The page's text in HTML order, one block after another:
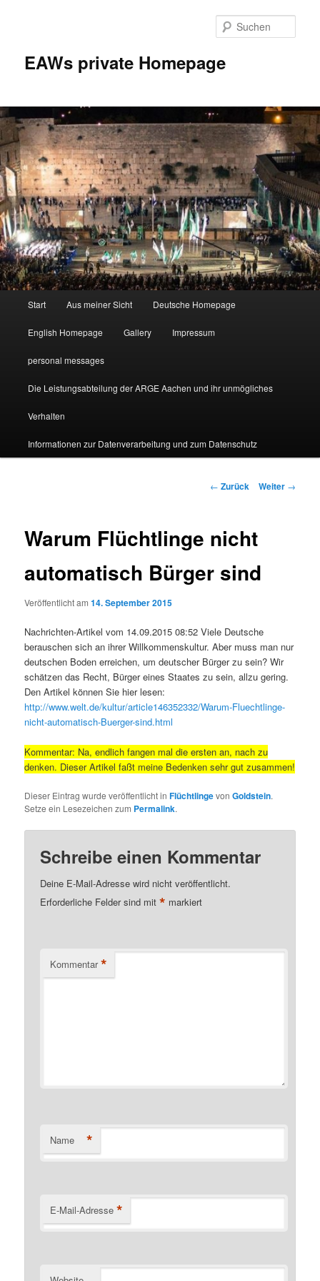
EAWs private Homepage
Start Aus meiner Sicht Deutsche Homepage
English Homepage Gallery Impressum
personal messages
Die Leistungsabteilung der ARGE Aachen und ihr unmögliches
Verhalten
Informationen zur Datenverarbeitung und zum Datenschutz
Beitragsnavigation
← Zurück Weiter →
Warum Flüchtlinge nicht
automatisch Bürger sind
Veröffentlicht am14. September 2015
Nachrichten-Artikel vom 14.09.2015 08:52 Viele Deutsche
berauschen sich an ihrer Willkommenskultur. Aber muss man nur
deutschen Boden erreichen, um deutscher Bürger zu sein? Wir
schätzen das Recht, Bürger eines Staates zu sein, allzu gering.
Den Artikel können Sie hier lesen:
http://www.welt.de/kultur/article146352332/Warum-Fluechtlinge-
nicht-automatisch-Buerger-sind.html
Kommentar: Na, endlich fangen mal die ersten an, nach zu
denken. Dieser Artikel faßt meine Bedenken sehr gut zusammen!
Dieser Eintrag wurde veröffentlicht inFlüchtlingevonGoldstein.
Setze ein Lesezeichen zum Permalink.
Schreibe einen Kommentar
Deine E-Mail-Adresse wird nicht veröffentlicht.
Erforderliche Felder sind mit* markiert
Kommentar *
Name *
E-Mail-Adresse *